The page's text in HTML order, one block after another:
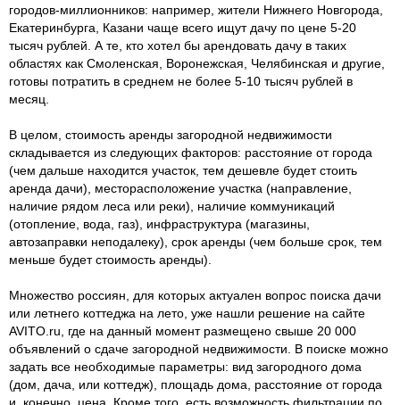
городов-миллионников: например, жители Нижнего Новгорода,
Екатеринбурга, Казани чаще всего ищут дачу по цене 5-20
тысяч рублей. А те, кто хотел бы арендовать дачу в таких
областях как Смоленская, Воронежская, Челябинская и другие,
готовы потратить в среднем не более 5-10 тысяч рублей в
месяц.
В целом, стоимость аренды загородной недвижимости
складывается из следующих факторов: расстояние от города
(чем дальше находится участок, тем дешевле будет стоить
аренда дачи), месторасположение участка (направление,
наличие рядом леса или реки), наличие коммуникаций
(отопление, вода, газ), инфраструктура (магазины,
автозаправки неподалеку), срок аренды (чем больше срок, тем
меньше будет стоимость аренды).
Множество россиян, для которых актуален вопрос поиска дачи
или летнего коттеджа на лето, уже нашли решение на сайте
AVITO.ru, где на данный момент размещено свыше 20 000
объявлений о сдаче загородной недвижимости. В поиске можно
задать все необходимые параметры: вид загородного дома
(дом, дача, или коттедж), площадь дома, расстояние от города
и, конечно, цена. Кроме того, есть возможность фильтрации по